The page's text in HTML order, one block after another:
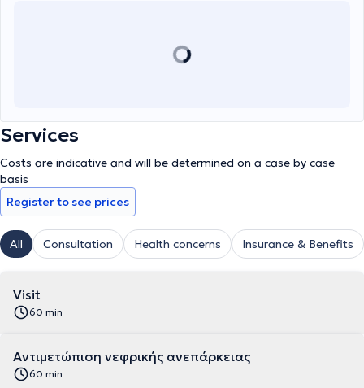
Services
Costs are indicative and will be determined on a case by case
basis
Register to see prices
All Consultation Health concerns Insurance & Benefits
Visit
60 min
Αντιμετώπιση νεφρικής ανεπάρκειας
60 min